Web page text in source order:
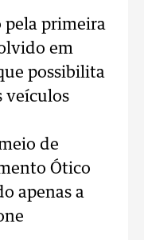
pela primeira
em
possibilita
veículos
de
Ótico
apenas a